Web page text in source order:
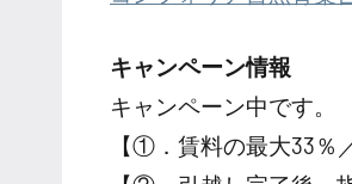
キャンペーン情報
キャンペーン中です。
【①．賃料の最大33％